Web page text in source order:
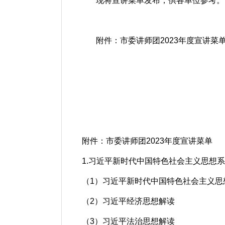
附件：市委讲师团2023年度宣讲菜
中
附件：市委讲师团2023年度宣讲菜单
1.习近平新时代中国特色社会主义思想系
（1）习近平新时代中国特色社会主义
（2）习近平经济思想解读
（3）习近平法治思想解读